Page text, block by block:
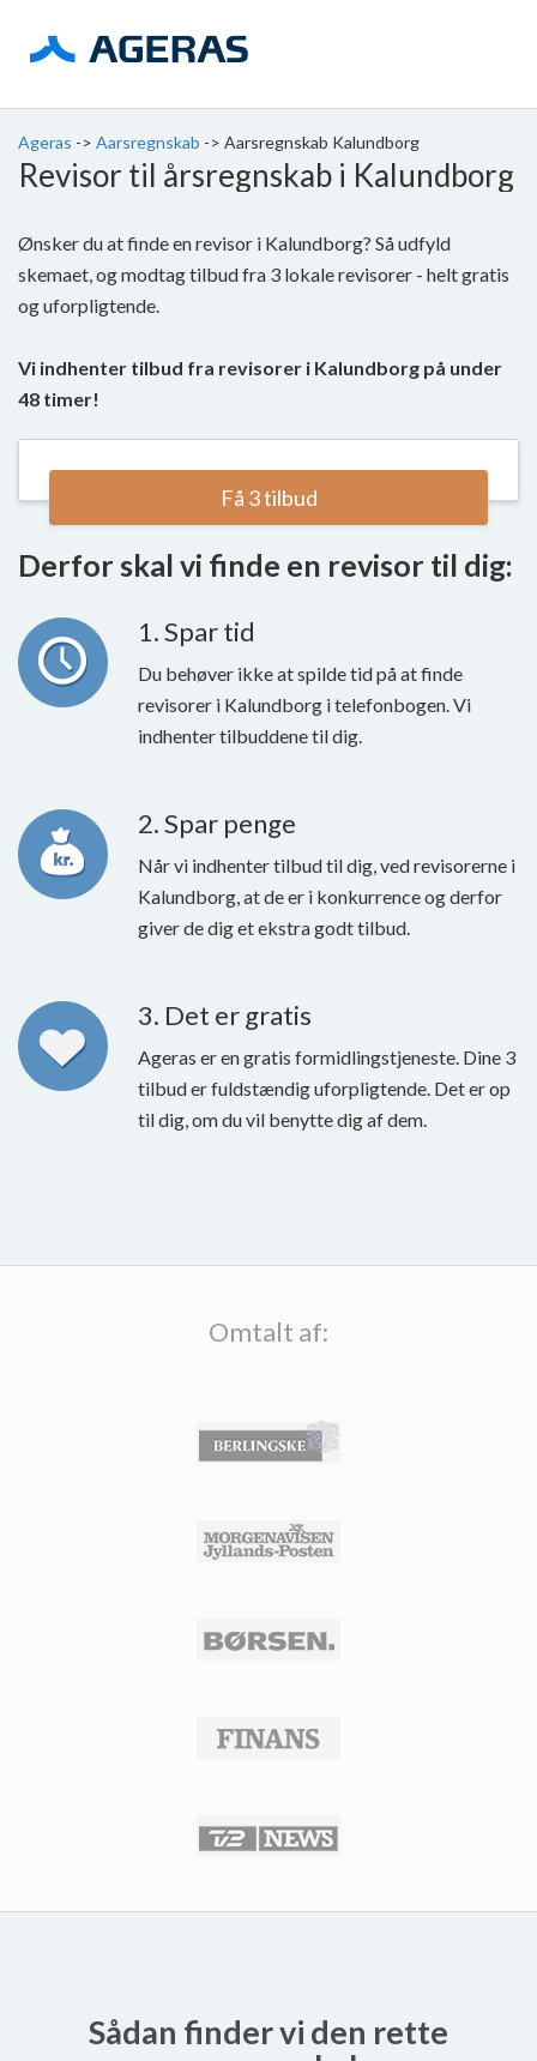
Ageras -> Aarsregnskab -> Aarsregnskab Kalundborg
Revisor til årsregnskab i Kalundborg
Ønsker du at finde en revisor i Kalundborg? Så udfyld
skemaet, og modtag tilbud fra 3 lokale revisorer - helt gratis
og uforpligtende.
Vi indhenter tilbud fra revisorer i Kalundborg på under
48 timer!
Få 3 tilbud
Derfor skal vi finde en revisor til dig:
1. Spar tid
Du behøver ikke at spilde tid på at finde
revisorer i Kalundborg i telefonbogen. Vi
indhenter tilbuddene til dig.
2. Spar penge
Når vi indhenter tilbud til dig, ved revisorerne i
Kalundborg, at de er i konkurrence og derfor
giver de dig et ekstra godt tilbud.
3. Det er gratis
Ageras er en gratis formidlingstjeneste. Dine 3
tilbud er fuldstændig uforpligtende. Det er op
til dig, om du vil benytte dig af dem.
Omtalt af:
Sådan finder vi den rette